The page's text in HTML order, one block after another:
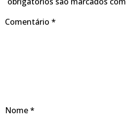
Comentário *
Nome*